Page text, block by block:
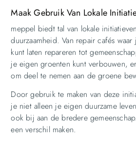
Maak Gebruik Van Lokale
meppel biedt tal van lokale
duurzaamheid. Van repair cafés
kunt laten repareren tot
je eigen groenten kunt verbouwen,
om deel te nemen aan de groene
Door gebruik te maken van deze
je niet alleen je eigen duurzame
ook bij aan de bredere
een verschil maken.